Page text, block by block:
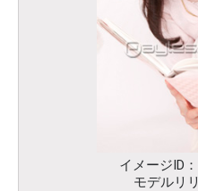
イメージID
モデルリ